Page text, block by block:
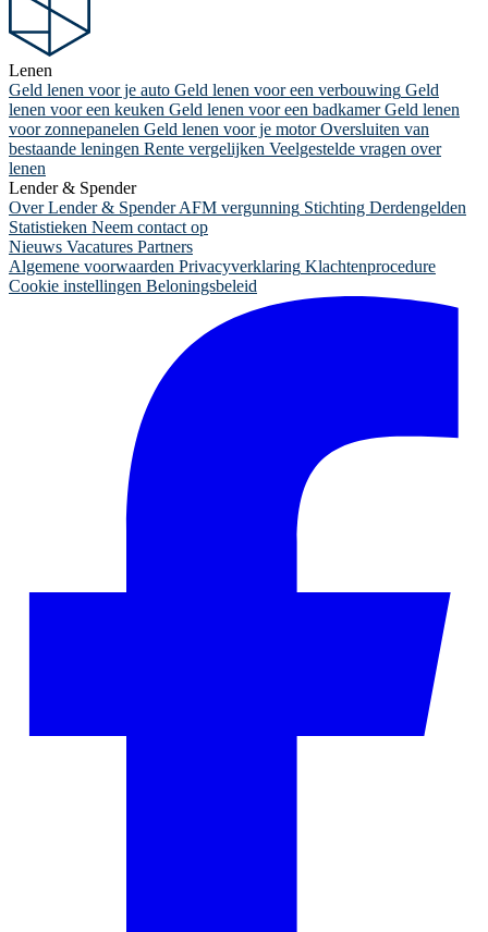
Lenen
Geld lenen voor je auto Geld lenen voor een verbouwing Geld
lenen voor een keuken Geld lenen voor een badkamer Geld lenen
voor zonnepanelen Geld lenen voor je motor Oversluiten van
bestaande leningen Rente vergelijken Veelgestelde vragen over
lenen
Lender & Spender
Over Lender & Spender AFM vergunning Stichting Derdengelden
Statistieken Neem contact op
Nieuws Vacatures Partners
Algemene voorwaarden Privacyverklaring Klachtenprocedure
Cookie instellingen Beloningsbeleid